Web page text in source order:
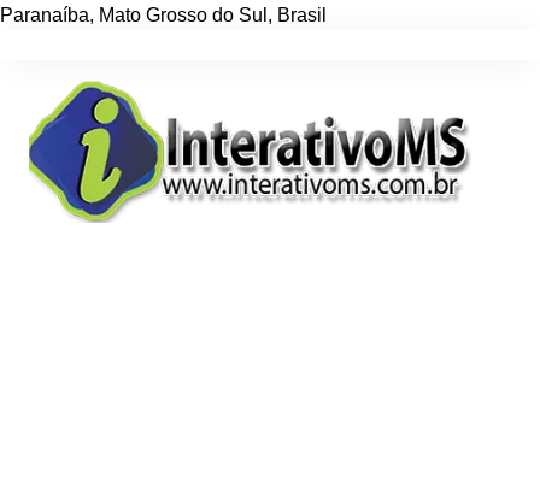
Paranaíba, Mato Grosso do Sul , Brasil
conteúdo